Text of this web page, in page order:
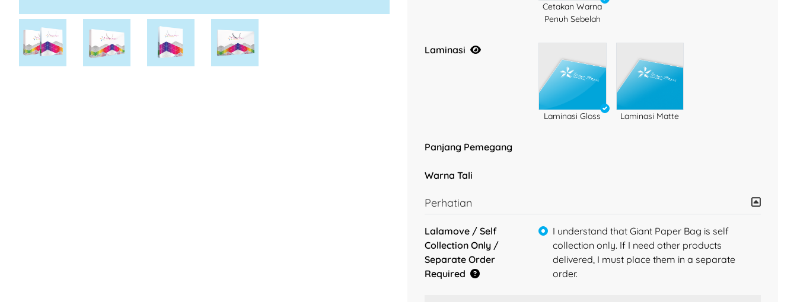
Cetakan Warna
Penuh Sebelah
Laminasi
Laminasi Gloss Laminasi Matte
Panjang Pemegang
Warna Tali
Perhatian
Lalamove / Self
Collection Only /
Separate Order
Required
I understand that Giant Paper Bag is self
collection only. If I need other products
delivered, I must place them in a separate
order.